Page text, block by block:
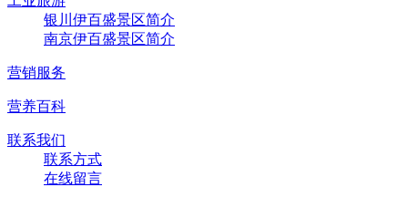
银川伊百盛景区简介
南京伊百盛景区简介
营销服务
营养百科
联系我们
联系方式
在线留言